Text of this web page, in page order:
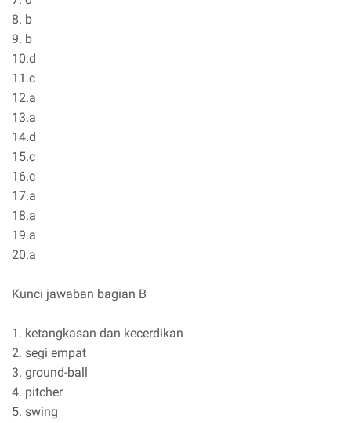
8. b
9. b
10.d
11.c
12.a
13.a
14.d
15.c
16.c
17.a
18.a
19.a
20.a
Kunci jawaban bagian B
1. ketangkasan dan kecerdikan
2. segi empat
3. ground-ball
4. pitcher
5. swing